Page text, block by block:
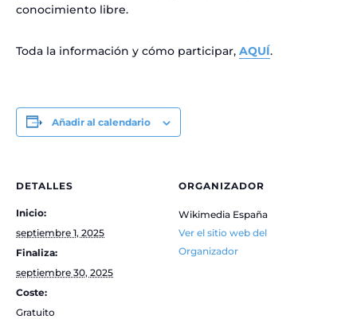
conocimiento libre.
Toda la información y cómo participar, AQUÍ.
Añadir al calendario
DETALLES
Inicio:
septiembre 1, 2025
Finaliza:
septiembre 30, 2025
Coste:
Gratuito
ORGANIZADOR
Wikimedia España
Ver el sitio web del
Organizador